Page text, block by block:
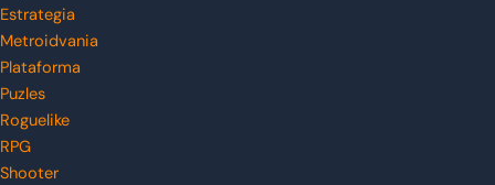
Estrategia
Metroidvania
Plataforma
Puzles
Roguelike
RPG
Shooter